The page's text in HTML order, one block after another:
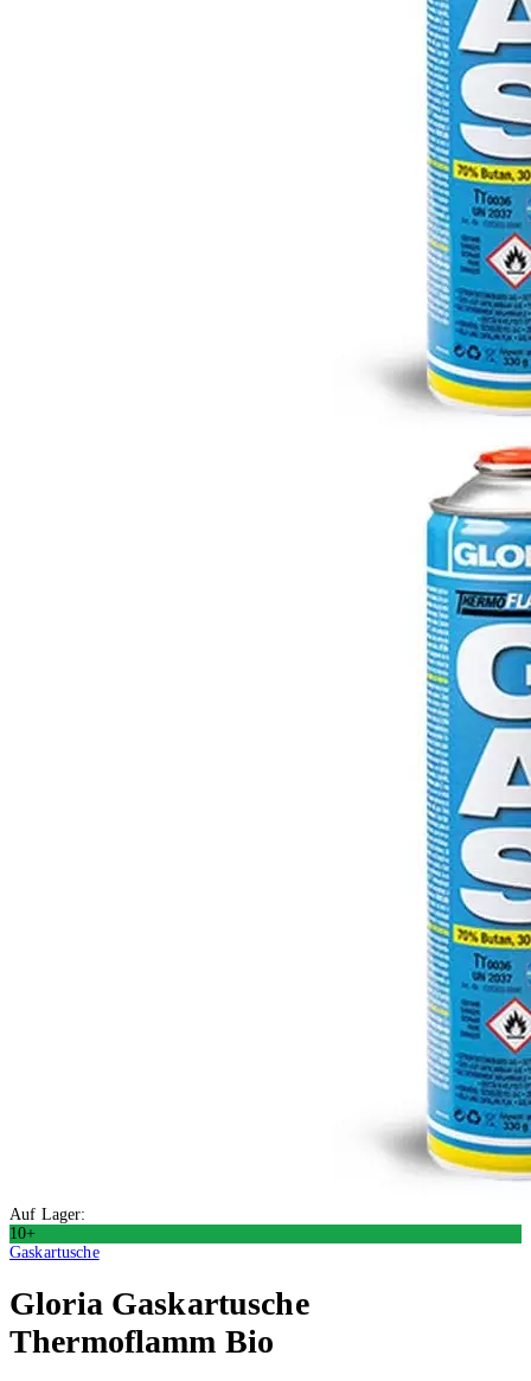
Auf Lager:
10+
Gaskartusche
Gloria Gaskartusche
Thermoflamm Bio